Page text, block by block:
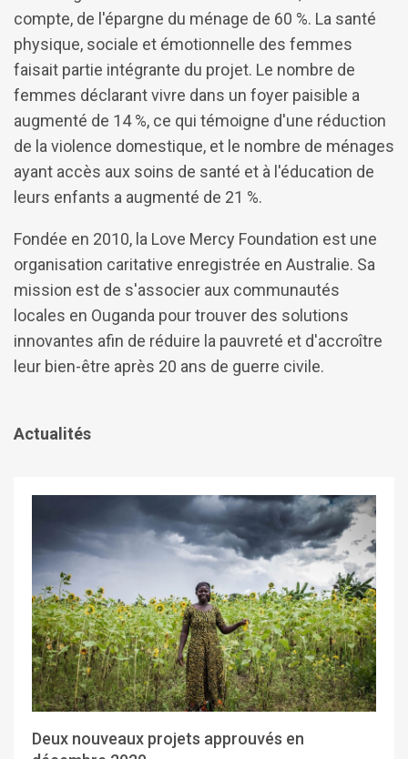
compte, de l'épargne du ménage de 60 %. La santé
physique, sociale et émotionnelle des femmes
faisait partie intégrante du projet. Le nombre de
femmes déclarant vivre dans un foyer paisible a
augmenté de 14 %, ce qui témoigne d'une réduction
de la violence domestique, et le nombre de ménages
ayant accès aux soins de santé et à l'éducation de
leurs enfants a augmenté de 21 %.
Fondée en 2010, la Love Mercy Foundation est une
organisation caritative enregistrée en Australie. Sa
mission est de s'associer aux communautés
locales en Ouganda pour trouver des solutions
innovantes afin de réduire la pauvreté et d'accroître
leur bien-être après 20 ans de guerre civile.
Actualités
Deux nouveaux projets approuvés en